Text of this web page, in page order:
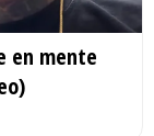
en mente